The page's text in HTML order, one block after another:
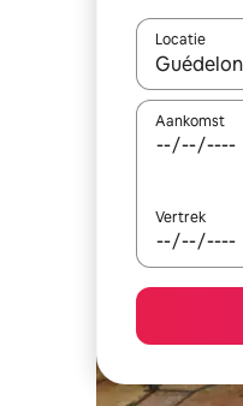
Locatie
Wanneer
Aankomst
Vertrek